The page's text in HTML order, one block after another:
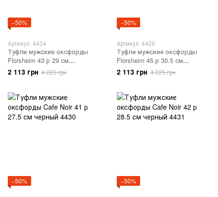
−50%
Артикул: 4424
Туфли мужские оксфорды
Florsheim 43 р 29 см
коричневый 4424
2 113 грн 4 225 грн
−50%
Артикул: 4426
Туфли мужские оксфорды
Florsheim 45 р 30.5 см
коричневый 4426
2 113 грн 4 225 грн
−50% −50%